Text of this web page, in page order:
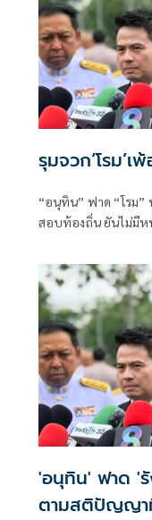
รุมจวก‘โรม’เ
“อนุทิน” ฟาด “โรม”
สอบท้องถิ่น ยันไม่มีห
'อนุทิน' ฟาด '
ตามสติปัญญา